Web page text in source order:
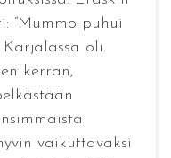
”Mummo puhui
oli.
kerran,
vaikuttavaksi